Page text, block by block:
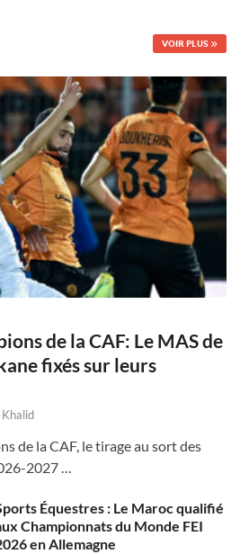
VOIR PLUS
de la CAF: Le MAS de
fixés sur leurs
de la CAF, le tirage au sort des
2027 …
Équestres : Le Maroc qualifié
Championnats du Monde FEI
en Allemagne